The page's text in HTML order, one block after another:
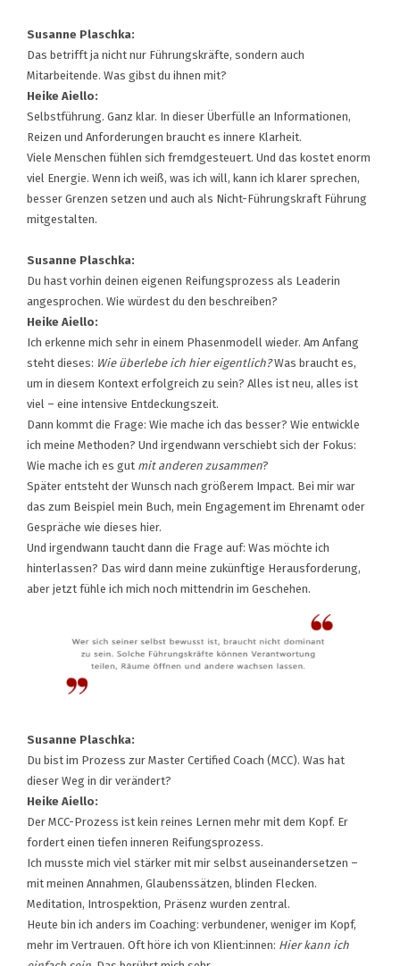
Susanne Plaschka:
Das betrifft ja nicht nur Führungskräfte, sondern auch
Mitarbeitende. Was gibst du ihnen mit?
Heike Aiello:
Selbstführung. Ganz klar. In dieser Überfülle an Informationen,
Reizen und Anforderungen braucht es innere Klarheit.
Viele Menschen fühlen sich fremdgesteuert. Und das kostet enorm
viel Energie. Wenn ich weiß, was ich will, kann ich klarer sprechen,
besser Grenzen setzen und auch als Nicht-Führungskraft Führung
mitgestalten.
Susanne Plaschka:
Du hast vorhin deinen eigenen Reifungsprozess als Leaderin
angesprochen. Wie würdest du den beschreiben?
Heike Aiello:
Ich erkenne mich sehr in einem Phasenmodell wieder. Am Anfang
steht dieses: Wie überlebe ich hier eigentlich?Was braucht es,
um in diesem Kontext erfolgreich zu sein? Alles ist neu, alles ist
viel – eine intensive Entdeckungszeit.
Dann kommt die Frage: Wie mache ich das besser? Wie entwickle
ich meine Methoden? Und irgendwann verschiebt sich der Fokus:
Wie mache ich es gut mit anderen zusammen?
Später entsteht der Wunsch nach größerem Impact. Bei mir war
das zum Beispiel mein Buch, mein Engagement im Ehrenamt oder
Gespräche wie dieses hier.
Und irgendwann taucht dann die Frage auf: Was möchte ich
hinterlassen? Das wird dann meine zukünftige Herausforderung,
aber jetzt fühle ich mich noch mittendrin im Geschehen.
Susanne Plaschka:
Du bist im Prozess zur Master Certified Coach (MCC). Was hat
dieser Weg in dir verändert?
Heike Aiello:
Der MCC-Prozess ist kein reines Lernen mehr mit dem Kopf. Er
fordert einen tiefen inneren Reifungsprozess.
Ich musste mich viel stärker mit mir selbst auseinandersetzen –
mit meinen Annahmen, Glaubenssätzen, blinden Flecken.
Meditation, Introspektion, Präsenz wurden zentral.
Heute bin ich anders im Coaching: verbundener, weniger im Kopf,
mehr im Vertrauen. Oft höre ich von Klient:innen: Hier kann ich